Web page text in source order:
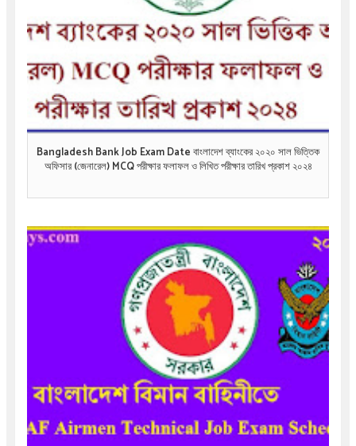
Bangladesh Bank Job Exam Date বাংলাদেশ ব্যাংকের ২০২০ সাল ভিত্তিক
অফিসার (জেনারেল) MCQ পরীক্ষার ফলাফল ও লিখিত পরীক্ষার তারিখ প্রকাশ ২০২৪